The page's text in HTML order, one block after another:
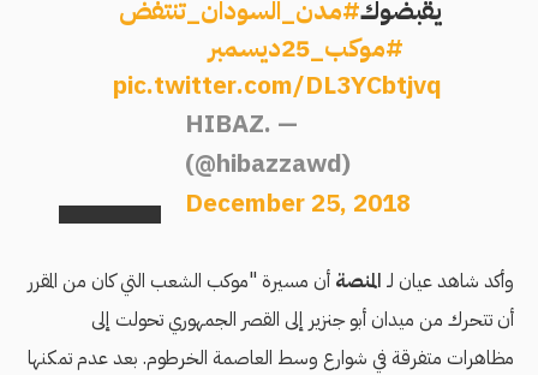
يقبضوك#مدن_السودان_تنتفض
#موكب_25ديسمبر
pic.twitter.com/DL3YCbtjvq
— HIBAZ.
(@hibazzawd)
December 25, 2018
وأكد شاهد عيان لـ المنصة أن مسيرة "موكب الشعب التي كان من المقرر
أن تتحرك من ميدان أبو جنزير إلى القصر الجمهوري تحولت إلى
مظاهرات متفرقة في شوارع وسط العاصمة الخرطوم. بعد عدم تمكنها